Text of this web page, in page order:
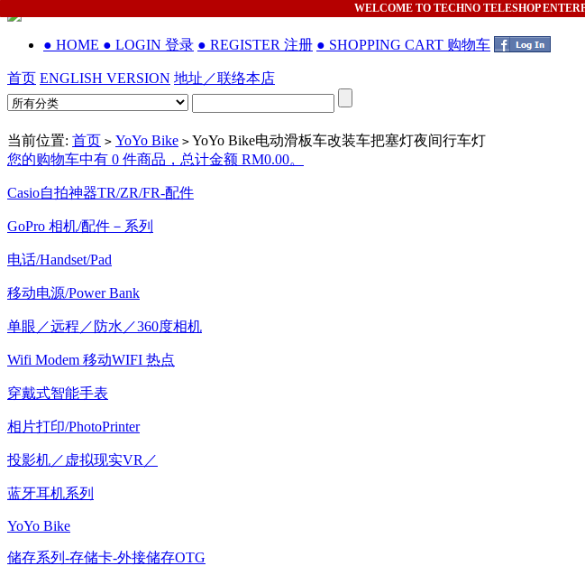
WELCOME TO TECHNO TELESHOP
● HOME ● LOGIN 登录 ● REGISTER 注册 ● SHOPPING CART 购物车
首页 ENGLISH VERSION 地址／联络本店
当前位置: 首页 > YoYo Bike > YoYo Bike电动滑板车改装车把塞灯夜间行车灯
您的购物车中有 0 件商品，总计金额 RM0.00。
Casio自拍神器TR/ZR/FR-配件
GoPro 相机/配件－系列
电话/Handset/Pad
移动电源/Power Bank
单眼／远程／防水／360度相机
Wifi Modem 移动WIFI 热点
穿戴式智能手表
相片打印/PhotoPrinter
投影机／虚拟现实VR／
蓝牙耳机系列
YoYo Bike
储存系列-存储卡-外接储存OTG